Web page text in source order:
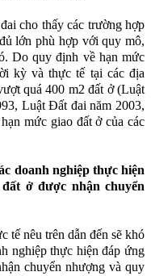
cho thấy các trường hợp
lớn phù hợp với quy mô,
Do quy định về hạn mức
kỳ và thực tế tại các địa
quá 400 m2 đất ở (Luật
Luật Đất đai năm 2003,
mức giao đất ở của các
doanh nghiệp thực hiện
ở được nhận chuyển
tế nêu trên dẫn đến sẽ khó
nghiệp thực hiện đáp ứng
chuyển nhượng và quy